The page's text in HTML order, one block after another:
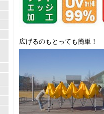
広げるのもとっても簡単！